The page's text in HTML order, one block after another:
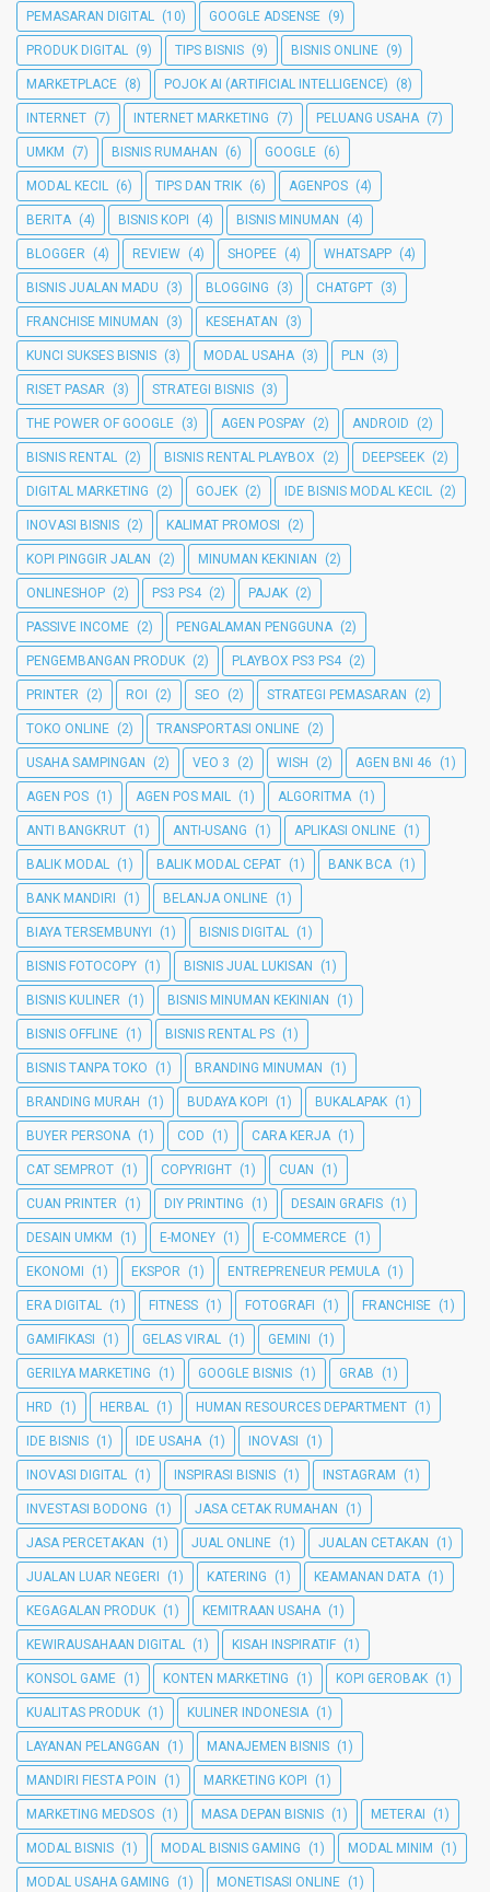
PEMASARAN DIGITAL (10) GOOGLE ADSENSE (9)
PRODUK DIGITAL (9) TIPS BISNIS (9) BISNIS ONLINE (9)
MARKETPLACE (8) POJOK AI (ARTIFICIAL INTELLIGENCE) (8)
INTERNET (7) INTERNET MARKETING (7) PELUANG USAHA (7)
UMKM (7) BISNIS RUMAHAN (6) GOOGLE (6)
MODAL KECIL (6) TIPS DAN TRIK (6) AGENPOS (4)
BERITA (4) BISNIS KOPI (4) BISNIS MINUMAN (4)
BLOGGER (4) REVIEW (4) SHOPEE (4) WHATSAPP (4)
BISNIS JUALAN MADU (3) BLOGGING (3) CHATGPT (3)
FRANCHISE MINUMAN (3) KESEHATAN (3)
KUNCI SUKSES BISNIS (3) MODAL USAHA (3) PLN (3)
RISET PASAR (3) STRATEGI BISNIS (3)
THE POWER OF GOOGLE (3) AGEN POSPAY (2) ANDROID (2)
BISNIS RENTAL (2) BISNIS RENTAL PLAYBOX (2) DEEPSEEK (2)
DIGITAL MARKETING (2) GOJEK (2) IDE BISNIS MODAL KECIL (2)
INOVASI BISNIS (2) KALIMAT PROMOSI (2)
KOPI PINGGIR JALAN (2) MINUMAN KEKINIAN (2)
ONLINESHOP (2) PS3 PS4 (2) PAJAK (2)
PASSIVE INCOME (2) PENGALAMAN PENGGUNA (2)
PENGEMBANGAN PRODUK (2) PLAYBOX PS3 PS4 (2)
PRINTER (2) ROI (2) SEO (2) STRATEGI PEMASARAN (2)
TOKO ONLINE (2) TRANSPORTASI ONLINE (2)
USAHA SAMPINGAN (2) VEO 3 (2) WISH (2) AGEN BNI 46 (1)
AGEN POS (1) AGEN POS MAIL (1) ALGORITMA (1)
ANTI BANGKRUT (1) ANTI-USANG (1) APLIKASI ONLINE (1)
BALIK MODAL (1) BALIK MODAL CEPAT (1) BANK BCA (1)
BANK MANDIRI (1) BELANJA ONLINE (1)
BIAYA TERSEMBUNYI (1) BISNIS DIGITAL (1)
BISNIS FOTOCOPY (1) BISNIS JUAL LUKISAN (1)
BISNIS KULINER (1) BISNIS MINUMAN KEKINIAN (1)
BISNIS OFFLINE (1) BISNIS RENTAL PS (1)
BISNIS TANPA TOKO (1) BRANDING MINUMAN (1)
BRANDING MURAH (1) BUDAYA KOPI (1) BUKALAPAK (1)
BUYER PERSONA (1) COD (1) CARA KERJA (1)
CAT SEMPROT (1) COPYRIGHT (1) CUAN (1)
CUAN PRINTER (1) DIY PRINTING (1) DESAIN GRAFIS (1)
DESAIN UMKM (1) E-MONEY (1) E-COMMERCE (1)
EKONOMI (1) EKSPOR (1) ENTREPRENEUR PEMULA (1)
ERA DIGITAL (1) FITNESS (1) FOTOGRAFI (1) FRANCHISE (1)
GAMIFIKASI (1) GELAS VIRAL (1) GEMINI (1)
GERILYA MARKETING (1) GOOGLE BISNIS (1) GRAB (1)
HRD (1) HERBAL (1) HUMAN RESOURCES DEPARTMENT (1)
IDE BISNIS (1) IDE USAHA (1) INOVASI (1)
INOVASI DIGITAL (1) INSPIRASI BISNIS (1) INSTAGRAM (1)
INVESTASI BODONG (1) JASA CETAK RUMAHAN (1)
JASA PERCETAKAN (1) JUAL ONLINE (1) JUALAN CETAKAN (1)
JUALAN LUAR NEGERI (1) KATERING (1) KEAMANAN DATA (1)
KEGAGALAN PRODUK (1) KEMITRAAN USAHA (1)
KEWIRAUSAHAAN DIGITAL (1) KISAH INSPIRATIF (1)
KONSOL GAME (1) KONTEN MARKETING (1) KOPI GEROBAK (1)
KUALITAS PRODUK (1) KULINER INDONESIA (1)
LAYANAN PELANGGAN (1) MANAJEMEN BISNIS (1)
MANDIRI FIESTA POIN (1) MARKETING KOPI (1)
MARKETING MEDSOS (1) MASA DEPAN BISNIS (1) METERAI (1)
MODAL BISNIS (1) MODAL BISNIS GAMING (1) MODAL MINIM (1)
MODAL USAHA GAMING (1) MONETISASI ONLINE (1)